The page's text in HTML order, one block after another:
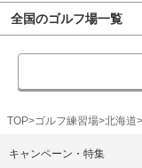
全国のゴルフ場一覧
TOP ゴルフ練習場 北海道
キャンペーン・特集